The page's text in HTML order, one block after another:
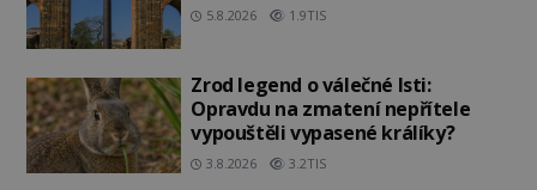
5.8.2026 1.9TIS
Zrod legend o válečné lsti:
Opravdu na zmatení nepřítele
vypouštěli vypasené králíky?
3.8.2026 3.2TIS